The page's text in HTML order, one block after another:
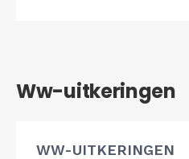
Ww-uitkeringen
WW-UITKERINGEN